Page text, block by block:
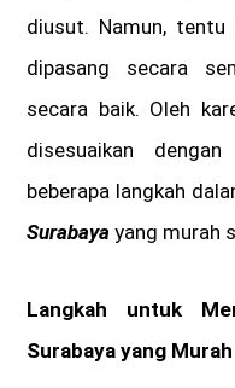
diusut. Namun,
dipasang secara
secara baik. Oleh
disesuaikan
beberapa langkah
Surabaya yang murah
Langkah untuk
Surabaya yang